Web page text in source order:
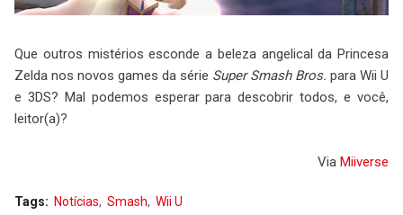
Que outros mistérios esconde a beleza angelical da Princesa
Zelda nos novos games da série Super Smash Bros. para Wii U
e 3DS? Mal podemos esperar para descobrir todos, e você,
leitor(a)?
Via Miiverse
Tags: Notícias Smash Wii U